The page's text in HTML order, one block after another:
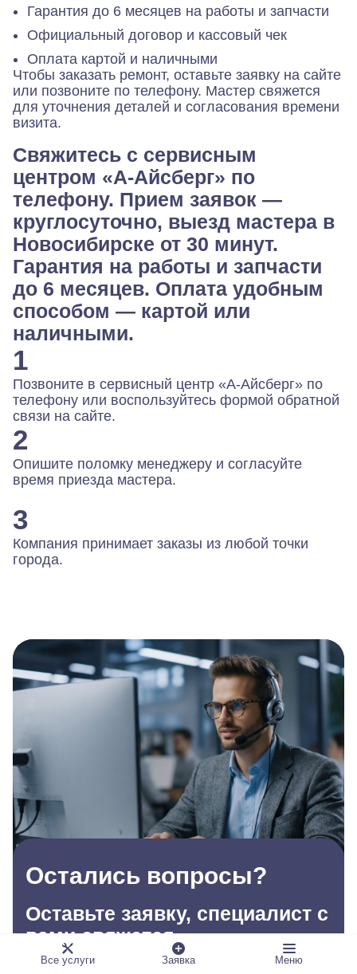
Гарантия до 6 месяцев на работы и запчасти
Официальный договор и кассовый чек
Оплата картой и наличными
Чтобы заказать ремонт, оставьте заявку на сайте
или позвоните по телефону. Мастер свяжется
для уточнения деталей и согласования времени
визита.
Свяжитесь с сервисным
центром «А-Айсберг» по
телефону. Прием заявок —
круглосуточно, выезд мастера в
Новосибирске от 30 минут.
Гарантия на работы и запчасти
до 6 месяцев. Оплата удобным
способом — картой или
наличными.
1
Позвоните в сервисный центр «А-Айсберг» по
телефону или воспользуйтесь формой обратной
связи на сайте.
2
Опишите поломку менеджеру и согласуйте
время приезда мастера.
3
Компания принимает заказы из любой точки
города.
Остались вопросы?
Оставьте заявку, специалист с
вами свяжется
Все услуги Заявка Меню